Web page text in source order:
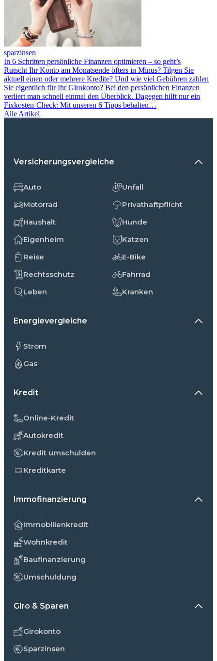
sparzinsen
In 6 Schritten persönliche Finanzen optimieren – so geht’s
Rutscht Ihr Konto am Monatsende öfters in Minus? Tilgen Sie
aktuell einen oder mehrere Kredite? Und wie viel Gebühren zahlen
Sie eigentlich für Ihr Girokonto? Bei den persönlichen Finanzen
verliert man schnell einmal den Überblick. Dagegen hilft nur ein
Fixkosten-Check: Mit unseren 6 Tipps behalten…
Alle Artikel
Versicherungsvergleiche
Auto
Motorrad
Haushalt
Eigenheim
Reise
Rechtsschutz
Leben
Unfall
Privathaftpflicht
Hunde
Katzen
E-Bike
Fahrrad
Kranken
Energievergleiche
Strom
Gas
Kredit
Online-Kredit
Autokredit
Kredit umschulden
Kreditkarte
Immofinanzierung
Immobilienkredit
Wohnkredit
Baufinanzierung
Umschuldung
Giro & Sparen
Girokonto
Sparzinsen